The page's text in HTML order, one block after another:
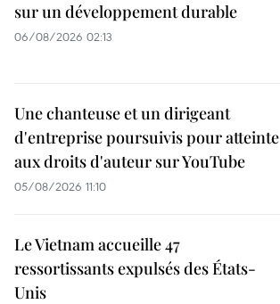
sur un développement durable
06/08/2026 02:13
Une chanteuse et un dirigeant
d'entreprise poursuivis pour atteinte
aux droits d'auteur sur YouTube
05/08/2026 11:10
Le Vietnam accueille 47
ressortissants expulsés des États-
Unis